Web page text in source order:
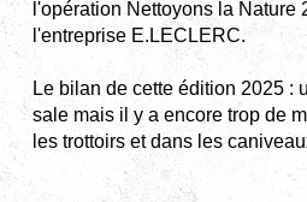
l'opération Nettoyons la Nature
l'entreprise E.LECLERC.
Le bilan de cette édition 2025 :
sale mais il y a encore trop de
les trottoirs et dans les